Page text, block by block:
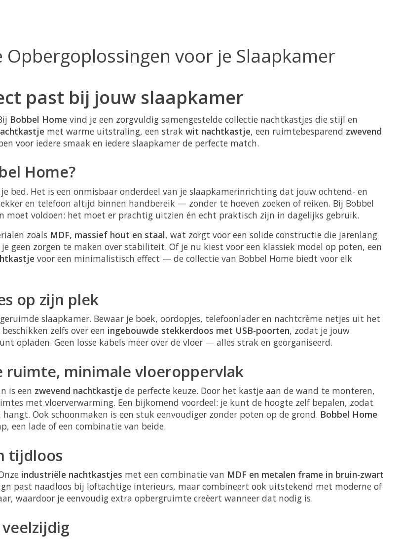
Opbergoplossingen voor je Slaapkamer
past bij jouw slaapkamer
Bobbel Home vind je een zorgvuldig samengestelde collectie nachtkastjes die stijl en
met warme uitstraling, een strak wit nachtkastje, een ruimtebesparend zwevend
voor iedere smaak en iedere slaapkamer de perfecte match.
Home?
bed. Het is een onmisbaar onderdeel van je slaapkamerinrichting dat jouw ochtend- en
en telefoon altijd binnen handbereik — zonder te hoeven zoeken of reiken. Bij Bobbel
moet voldoen: het moet er prachtig uitzien én echt praktisch zijn in dagelijks gebruik.
zoals MDF, massief hout en staal, wat zorgt voor een solide constructie die jarenlang
geen zorgen te maken over stabiliteit. Of je nu kiest voor een klassiek model op poten, een
voor een minimalistisch effect — de collectie van Bobbel Home biedt voor elk
op zijn plek
slaapkamer. Bewaar je boek, oordopjes, telefoonlader en nachtcrème netjes uit het
zelfs over een ingebouwde stekkerdoos met USB-poorten, zodat je jouw
opladen. Geen losse kabels meer over de vloer — alles strak en georganiseerd.
minimale vloeroppervlak
is een zwevend nachtkastje de perfecte keuze. Door het kastje aan de wand te monteren,
met vloerverwarming. Een bijkomend voordeel: je kunt de hoogte zelf bepalen, zodat
Ook schoonmaken is een stuk eenvoudiger zonder poten op de grond. Bobbel Home
een lade of een combinatie van beide.
tijdloos
industriële nachtkastjes met een combinatie van MDF en metalen frame in bruin-zwart
past naadloos bij loftachtige interieurs, maar combineert ook uitstekend met moderne of
waardoor je eenvoudig extra opbergruimte creëert wanneer dat nodig is.